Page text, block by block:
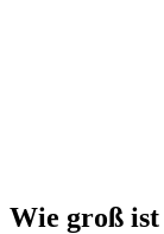
Wie groß